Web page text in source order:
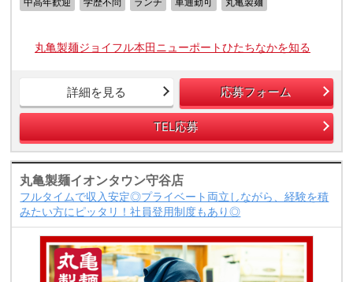
丸亀製麺ジョイフル本田ニューポートひたちなかを知る
詳細を見る 応募フォーム
TEL応募
丸亀製麺イオンタウン守谷店
フルタイムで収入安定◎プライベート両立しながら、経験を積
みたい方にピッタリ！社員登用制度もあり◎